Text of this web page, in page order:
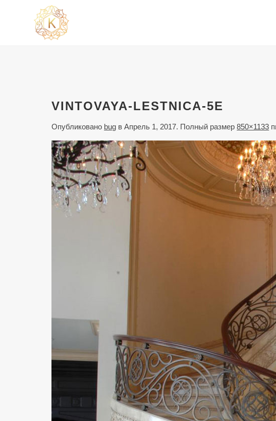
VINTOVAYA-LESTNICA-5E
Опубликовано bug вАпрель 1, 2017. Полный размер850×1133